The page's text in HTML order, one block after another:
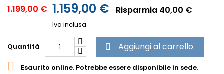
1.199,00 € 1.159,00 € Risparmia 40,00 €
Iva inclusa
Quantità  Aggiungi al carrello
 Esaurito online. Potrebbe essere disponibile in sede.